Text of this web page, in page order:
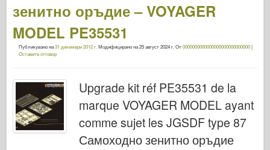
зенитно оръдие – VOYAGER
MODEL PE35531
Публикувано на31 декември 2012 г. Модифицирано на25 август 2024 г. От0000000000000000000000000000|
Оставете отговор
Upgrade kit réf PE35531 de la
marque VOYAGER MODEL ayant
comme sujet les JGSDF type 87
Самоходно зенитно оръдие